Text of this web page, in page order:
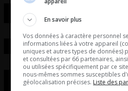
En savoir plus
Vos données à caractère personnel
informations liées à votre appareil
uniques et autres types de données)
et consultées par 66 partenaires,
ou utilisées spécifiquement par ce
nous-mêmes sommes susceptibles
géolocalisation précises. Liste des